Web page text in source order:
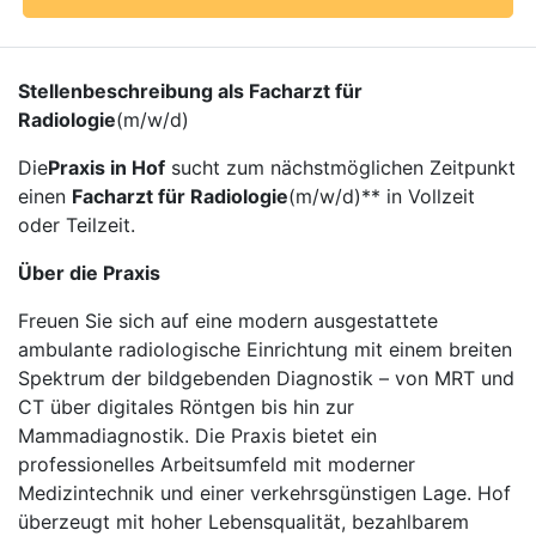
Stellenbeschreibung als Facharzt für
Radiologie(m/w/d)
DiePraxis in Hof sucht zum nächstmöglichen Zeitpunkt
einen Facharzt für Radiologie(m/w/d)** in Vollzeit
oder Teilzeit.
Über die Praxis
Freuen Sie sich auf eine modern ausgestattete
ambulante radiologische Einrichtung mit einem breiten
Spektrum der bildgebenden Diagnostik – von MRT und
CT über digitales Röntgen bis hin zur
Mammadiagnostik. Die Praxis bietet ein
professionelles Arbeitsumfeld mit moderner
Medizintechnik und einer verkehrsgünstigen Lage. Hof
überzeugt mit hoher Lebensqualität, bezahlbarem